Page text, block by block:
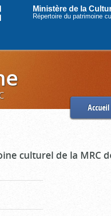
Ministère de la
Répertoire du patrimoine
Accueil
culturel de la MRC